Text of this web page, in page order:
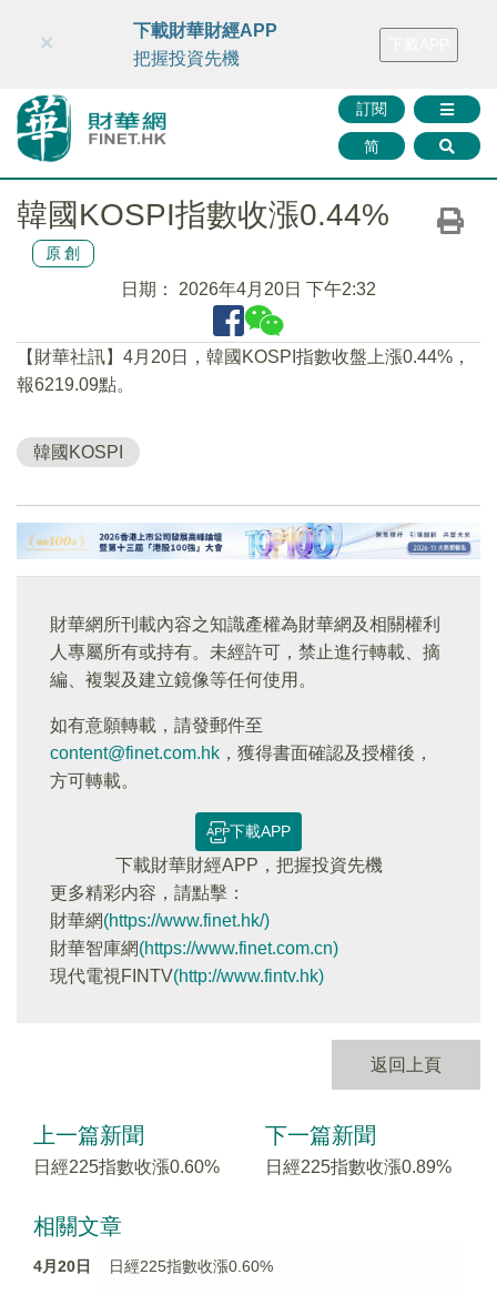
財華智庫網 FINTV FINMETA 財華證券 媒體矩陣
訂閱
简
×
下載財華財經APP
把握投資先機
韓國KOSPI指數收漲0.44%
原創
日期： 2026年4月20日 下午2:32
【財華社訊】4月20日，韓國KOSPI指數收盤上漲0.44%，
報6219.09點。
韓國KOSPI
財華網所刊載內容之知識產權為財華網及相關權利
人專屬所有或持有。未經許可，禁止進行轉載、摘
編、複製及建立鏡像等任何使用。
如有意願轉載，請發郵件至
content@finet.com.hk ，獲得書面確認及授權後，
方可轉載。
下載APP
下載財華財經APP，把握投資先機
更多精彩内容，請點擊：
財華網(https://www.finet.hk/)
財華智庫網(https://www.finet.com.cn)
現代電視FINTV(http://www.fintv.hk)
返回上頁
上一篇新聞
日經225指數收漲0.60%
下一篇新聞
日經225指數收漲0.89%
相關文章
4月20日 日經225指數收漲0.60%